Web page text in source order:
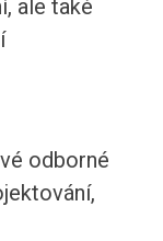
ale také
odborné